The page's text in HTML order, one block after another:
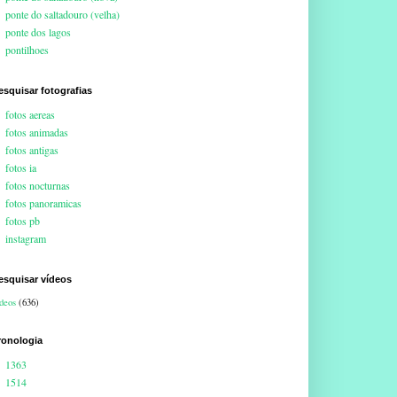
ponte do saltadouro (velha)
ponte dos lagos
pontilhoes
fotografias
fotos aereas
fotos animadas
fotos antigas
fotos ia
fotos nocturnas
fotos panoramicas
fotos pb
instagram
vídeos
(636)
1363
1514